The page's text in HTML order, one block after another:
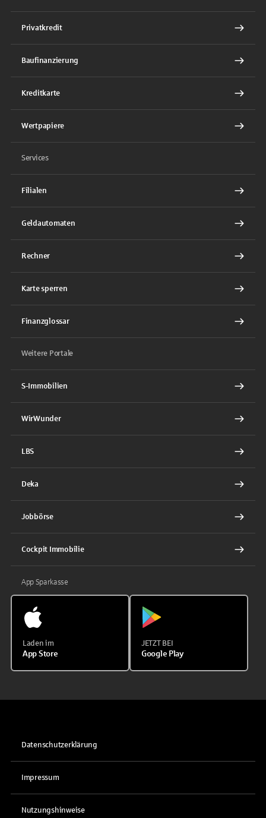
Privatkredit
Baufinanzierung
Kreditkarte
Wertpapiere
Services
Filialen
Geldautomaten
Rechner
Karte sperren
Finanzglossar
Weitere Portale
S-Immobilien
WirWunder
LBS
Deka
Jobbörse
Cockpit Immobilie
App Sparkasse
Laden im
App Store
JETZT BEI
Google Play
Datenschutzerklärung
Impressum
Nutzungshinweise